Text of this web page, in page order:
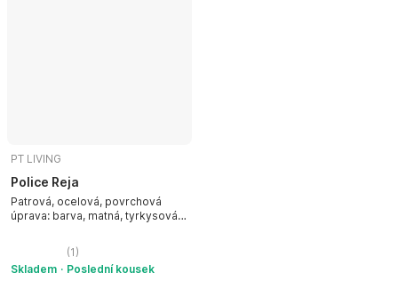
PT LIVING
Police Reja
Patrová, ocelová, povrchová
úprava: barva, matná, tyrkysová,
(1 )
Skladem
Poslední kousek